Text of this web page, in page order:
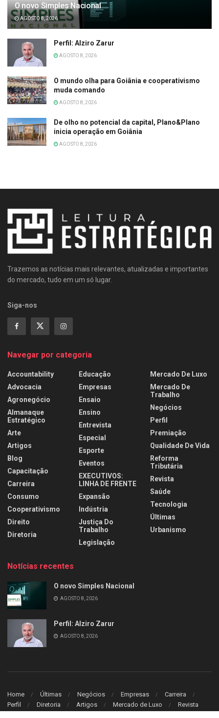
O novo Simples Nacional
AGOSTO 8, 2026
Perfil: Alziro Zarur
AGOSTO 8, 2026
O mundo olha para Goiânia e cooperativismo
muda comando
AGOSTO 8, 2026
De olho no potencial da capital, Plano&Plano
inicia operação em Goiânia
AGOSTO 8, 2026
Trazemos as notícias mais relevantes, atualizadas e importantes
do mercado, tudo em um só lugar.
Siga-nos
Navegar por categoria
Accountability
Advocacia
Agronegócio
Almanaque
Estratégico
Arte
Artigos
Blog
Capacitação
Carreira
Consumo
Cooperativismo
Direito
Diretoria
Educação
Empresas
Ensaio
Ensino
Entrevista
Especial
Esporte
Eventos
EXECUTIVOS:
LINHA DE FRENTE
Expansão
Indústria
Justiça Do
Trabalho
Legislação
Mercado De Luxo
Mercado De
Trabalho
Negócios
Perfil
Premiação
Qualidade De Vida
Reforma
Tributária
Revista
Saúde
Tecnologia
Últimas
Urbanismo
Notícias recentes
O novo Simples Nacional
AGOSTO 8, 2026
Perfil: Alziro Zarur
AGOSTO 8, 2026
Home Últimas Negócios Empresas
Carreira
Perfil
Diretoria Artigos Mercado de Luxo Revista